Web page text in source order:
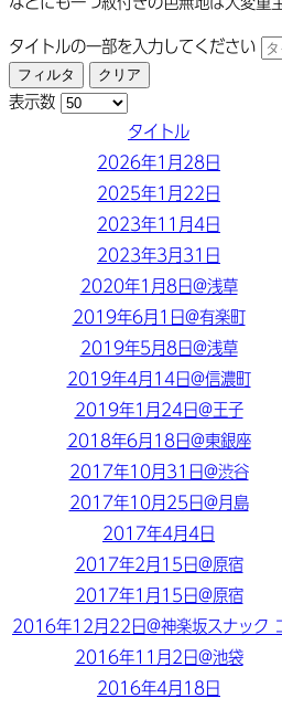
タイトルの一部を入力してください
フィルタ クリア
表示数
タイトル
2026年1月28日
2025年1月22日
2023年11月4日
2023年3月31日
2020年1月8日@浅草
2019年6月1日@有楽町
2019年5月8日@浅草
2019年4月14日@信濃町
2019年1月24日@王子
2018年6月18日@東銀座
2017年10月31日@渋谷
2017年10月25日@月島
2017年4月4日
2017年2月15日@原宿
2017年1月15日@原宿
2016年12月22日@神楽坂スナック
2016年11月2日@池袋
2016年4月18日